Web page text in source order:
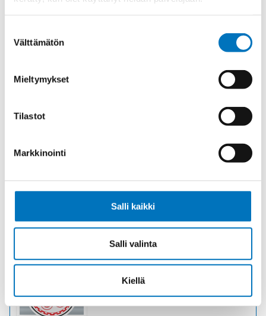
valinta
Välttämätön
Mieltymykset
Tilastot
Markkinointi
Salli kaikki
Salli valinta
Kiellä
PVC UL/CSA 14X0,34 (AWG22)
Ketjukaapeli KAWEFLEX 6410 SK-C-
PVC UL/CSA 25X0,34 (AWG22)